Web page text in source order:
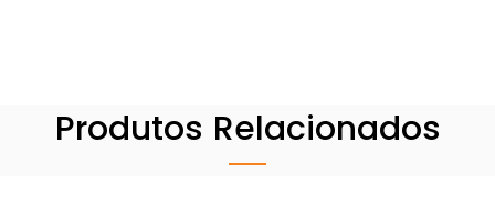
Produtos Relacionados